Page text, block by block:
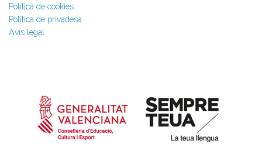
Política de cookies
Política de privadesa
Avís legal